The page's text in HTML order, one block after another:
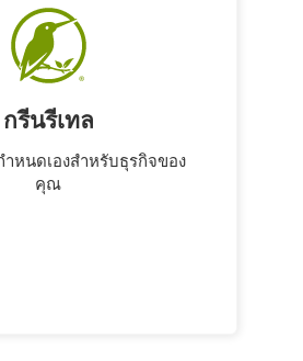
กรีนรีเทล
าหนดเองสําหรับธุรกิจของ
คุณ